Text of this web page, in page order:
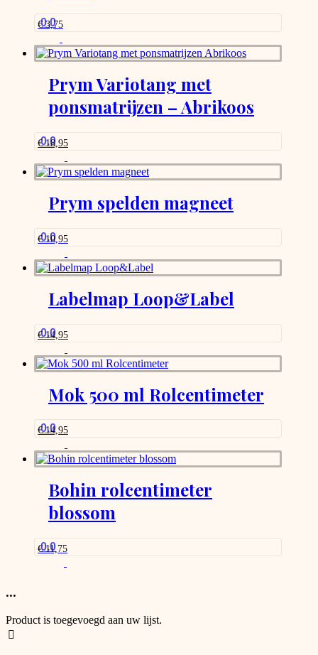
0.0
€3,75
Prym Variotang met
ponsmatrijzen – Abrikoos
0.0
€18,95
Prym spelden magneet
0.0
€10,95
Labelmap Loop&Label
0.0
€14,95
Mok 500 ml Rolcentimeter
0.0
€14,95
Bohin rolcentimeter
blossom
0.0
€11,75
Deze
...
Product is toegevoegd aan uw lijst.